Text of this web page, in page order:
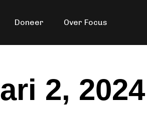
Doneer Over Focus
2, 2024